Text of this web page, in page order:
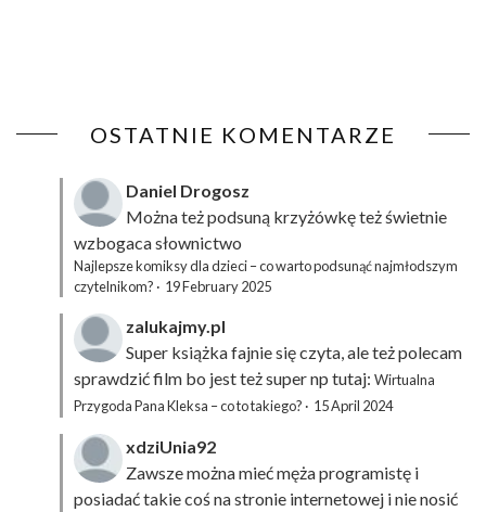
OSTATNIE KOMENTARZE
Daniel Drogosz
Można też podsuną krzyżówkęteż świetnie
wzbogaca słownictwo
Najlepsze komiksy dla dzieci – co warto podsunąć najmłodszym
czytelnikom? · 19 February 2025
zalukajmy.pl
Super książka fajnie się czyta, ale też polecam
sprawdzić film bo jest też super np tutaj: Wirtualna
Przygoda Pana Kleksa – co to takiego? · 15 April 2024
xdziUnia92
Zawsze można mieć męża programistę i
posiadać takie coś na stronie internetowej i nie nosić